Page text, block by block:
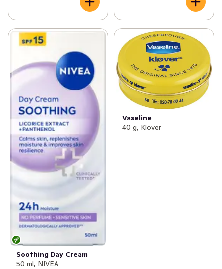
Soothing Day Cream
50 ml, NIVEA
Vaseline
40 g, Klover